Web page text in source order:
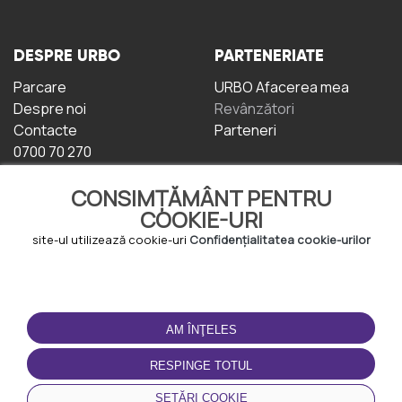
CONSIMȚĂMÂNT PENTRU
COOKIE-URI
site-ul utilizează cookie-uri Confidențialitatea cookie-urilor
AM ÎNŢELES
RESPINGE TOTUL
SETĂRI COOKIE
DESPRE URBO
Parcare
Despre noi
Contacte
0700 70 270
PARTENERIATE
URBO Afacerea mea
Revânzători
Parteneri
TERMENI DE UTILIZARE
Termeni și condiții
Politica de
Confidențialitate
Politica de cookie-uri
DESCĂRCAȚI
APLICAȚIA